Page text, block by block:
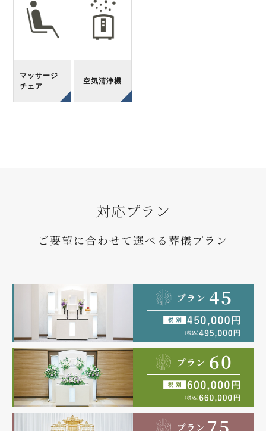
マッサージ
チェア
空気清浄機
対応プラン
ご要望に合わせて選べる葬儀プラン